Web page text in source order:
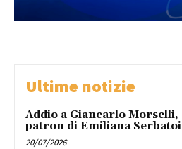
Ultime notizie
Addio a Giancarlo Morselli,
patron di Emiliana Serbatoi
20/07/2026